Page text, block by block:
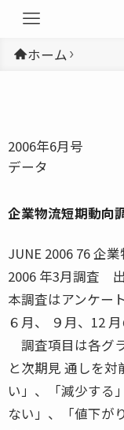
ホーム
2006年6月号
データ
企業物流短期動向
JUNE 2006 76 企
2006 年3月調査
本調査はアンケー
６月、 ９月、12
調査項目は各グ
と次期見 通しを
い」、「減少する
ない」、「値下が